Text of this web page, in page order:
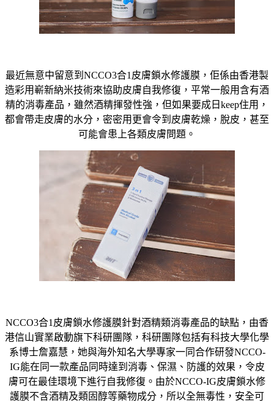
最近無意中留意到NCCO3合1皮膚鎖水修護膜，佢係由香港製
造彩用嶄新納米技術來協助皮膚自我修復，平常一般用含有酒
精的消毒產品，雖然酒精揮發性強，但如果要成日keep住用，
都會帶走皮膚的水分，密密用更會令到皮膚乾燥，脫皮，甚至
可能會患上各類皮膚問題。
NCCO3合1皮膚鎖水修護膜針對酒精類消毒產品的缺點，由香
港信山實業啟動旗下科研團隊，科研團隊包括有科技大學化學
系博士詹嘉慧，她與海外知名大學專家一同合作研發NCCO-
IG能在同一款產品同時達到消毒、保濕、防護的效果，令皮
膚可在最佳環境下進行自我修復。由於NCCO-IG皮膚鎖水修
護膜不含酒精及類固醇等藥物成分，所以全無毒性，安全可